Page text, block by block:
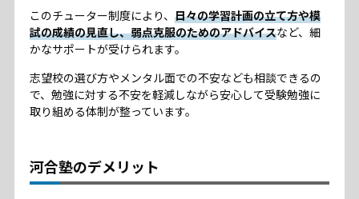
このチューター制度により、 日々の学習計画の立て方や模
試の成績の見直し、弱点克服のためのアドバイスなど、細
かなサポートが受けられます。
志望校の選び方やメンタル面での不安なども相談できるの
で、勉強に対する不安を軽減しながら安心して受験勉強に
取り組める体制が整っています。
河合塾のデメリット